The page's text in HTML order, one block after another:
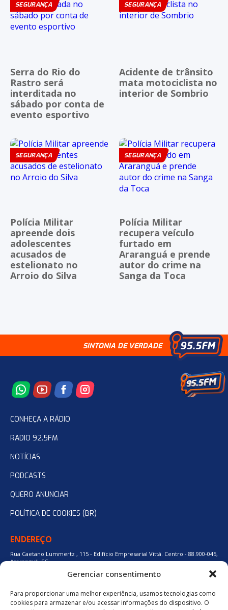
Gerenciar consentimento
Para proporcionar uma melhor experiência, usamos tecnologias como
cookies para armazenar e/ou acessar informações do dispositivo. O
SEGURANÇA
Serra do Rio do
Rastro será
interditada no
sábado por conta de
evento esportivo
SEGURANÇA
Acidente de trânsito
mata motociclista no
interior de Sombrio
SEGURANÇA
Polícia Militar
apreende dois
adolescentes
acusados de
estelionato no
Arroio do Silva
SEGURANÇA
Polícia Militar
recupera veículo
furtado em
Araranguá e prende
autor do crime na
Sanga da Toca
SINTONIA DE VERDADE
CONHEÇA A RÁDIO
RADIO 92.5FM
NOTÍCIAS
PODCASTS
QUERO ANUNCIAR
POLÍTICA DE COOKIES (BR)
ENDEREÇO
Rua Caetano Lummertz , 115 - Edifício Empresarial Vittá. Centro - 88.900-045,
Araranguá, SC.
48 3524-0137